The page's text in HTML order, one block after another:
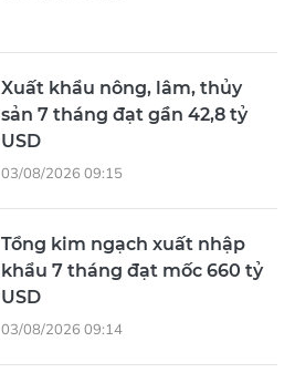
Xuất khẩu nông, lâm, thủy
sản 7 tháng đạt gần 42,8 tỷ
USD
03/08/2026 09:15
Tổng kim ngạch xuất nhập
khẩu 7 tháng đạt mốc 660 tỷ
USD
03/08/2026 09:14